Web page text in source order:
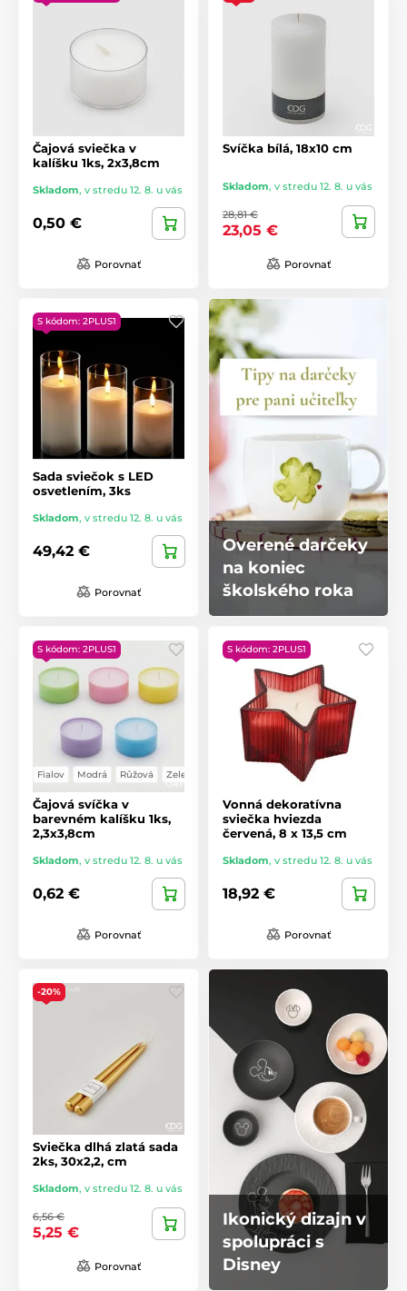
Čajová sviečka v
kalíšku 1ks, 2x3,8cm
Skladom, v stredu 12. 8. u vás
0,50 €
Porovnať
Svíčka bílá, 18x10 cm
Skladom, v stredu 12. 8. u vás
28,81 €
23,05 €
Porovnať
S kódom: 2PLUS1
Sada sviečok s LED
osvetlením, 3ks
Skladom, v stredu 12. 8. u vás
49,42 €
Porovnať
Overené darčeky
na koniec
školského roka
S kódom: 2PLUS1
Fialov Modrá Růžová Zelená
Čajová svíčka v
barevném kalíšku 1ks,
2,3x3,8cm
Skladom, v stredu 12. 8. u vás
0,62 €
Porovnať
S kódom: 2PLUS1
Vonná dekoratívna
sviečka hviezda
červená, 8 x 13,5 cm
Skladom, v stredu 12. 8. u vás
18,92 €
Porovnať
-20%
Sviečka dlhá zlatá sada
2ks, 30x2,2, cm
Skladom, v stredu 12. 8. u vás
6,56 €
5,25 €
Porovnať
Ikonický dizajn v
spolupráci s
Disney